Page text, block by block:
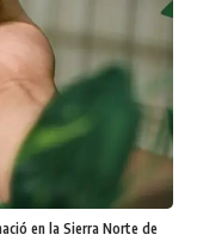
en la Sierra Norte de